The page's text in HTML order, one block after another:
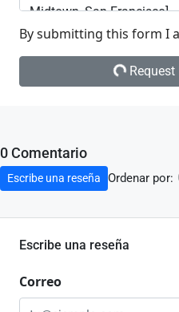
By submitting this form I
0 Comentario
Ordenar por:
Escribe una reseña
Escribe una reseña
Correo